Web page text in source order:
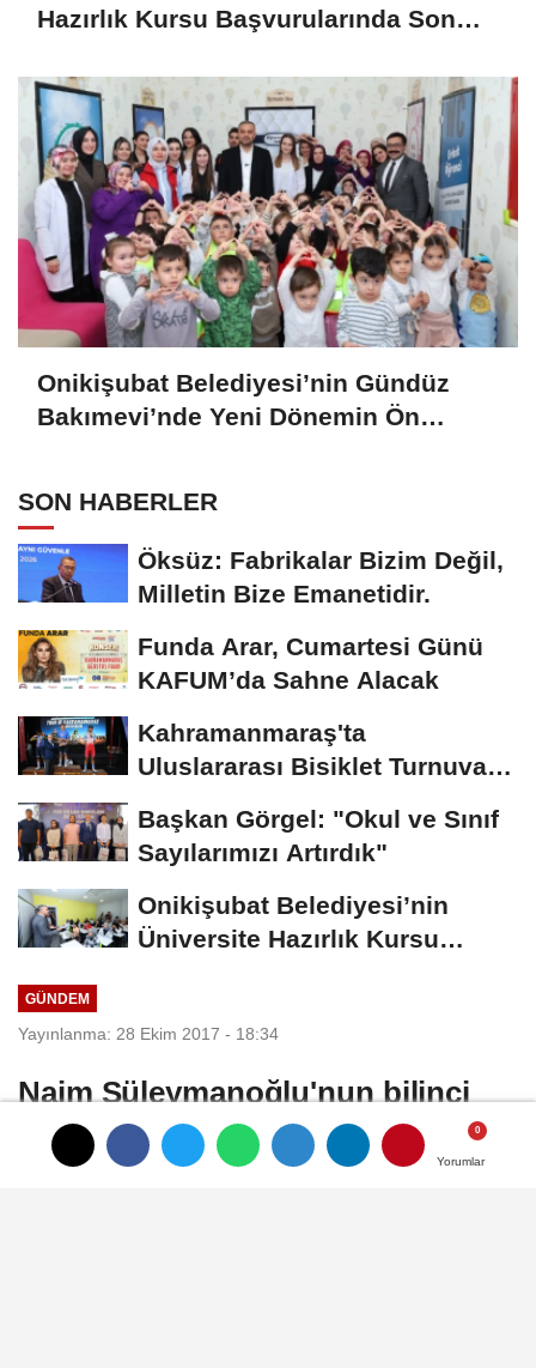
Yorumlar
Hazırlık Kursu Başvurularında Son
Onikişubat Belediyesi’nin Gündüz
Bakımevi’nde Yeni Dönemin Ön
SON HABERLER
Öksüz: Fabrikalar Bizim Değil,
Milletin Bize Emanetidir.
Funda Arar, Cumartesi Günü
KAFUM’da Sahne Alacak
Kahramanmaraş'ta
Uluslararası Bisiklet Turnuvası
Başkan Görgel: "Okul ve Sınıf
Sayılarımızı Artırdık"
Onikişubat Belediyesi’nin
Üniversite Hazırlık Kursu
GÜNDEM
Yayınlanma: 28 Ekim 2017 - 18:34
Naim Süleymanoğlu'nun bilinci
açık ve durumu iyi
Yorumlar